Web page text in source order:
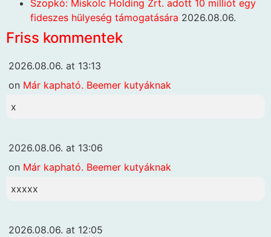
Szopkó: Miskolc Holding Zrt. adott 10 milliót egy
fideszes hülyeség támogatására 2026.08.06.
Friss kommentek
2026.08.06. at 13:13
on Már kapható. Beemer kutyáknak
x
2026.08.06. at 13:06
on Már kapható. Beemer kutyáknak
xxxxx
2026.08.06. at 12:05